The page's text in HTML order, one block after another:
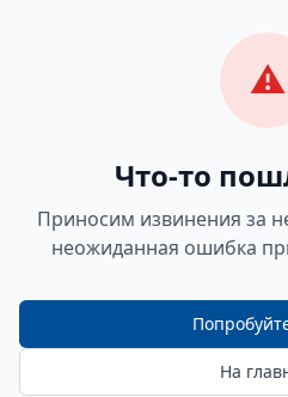
⚠️
Что-то
Приносим извинения за
неожиданная ошибка
На